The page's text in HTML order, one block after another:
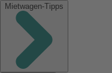
Mietwagen-Tipps